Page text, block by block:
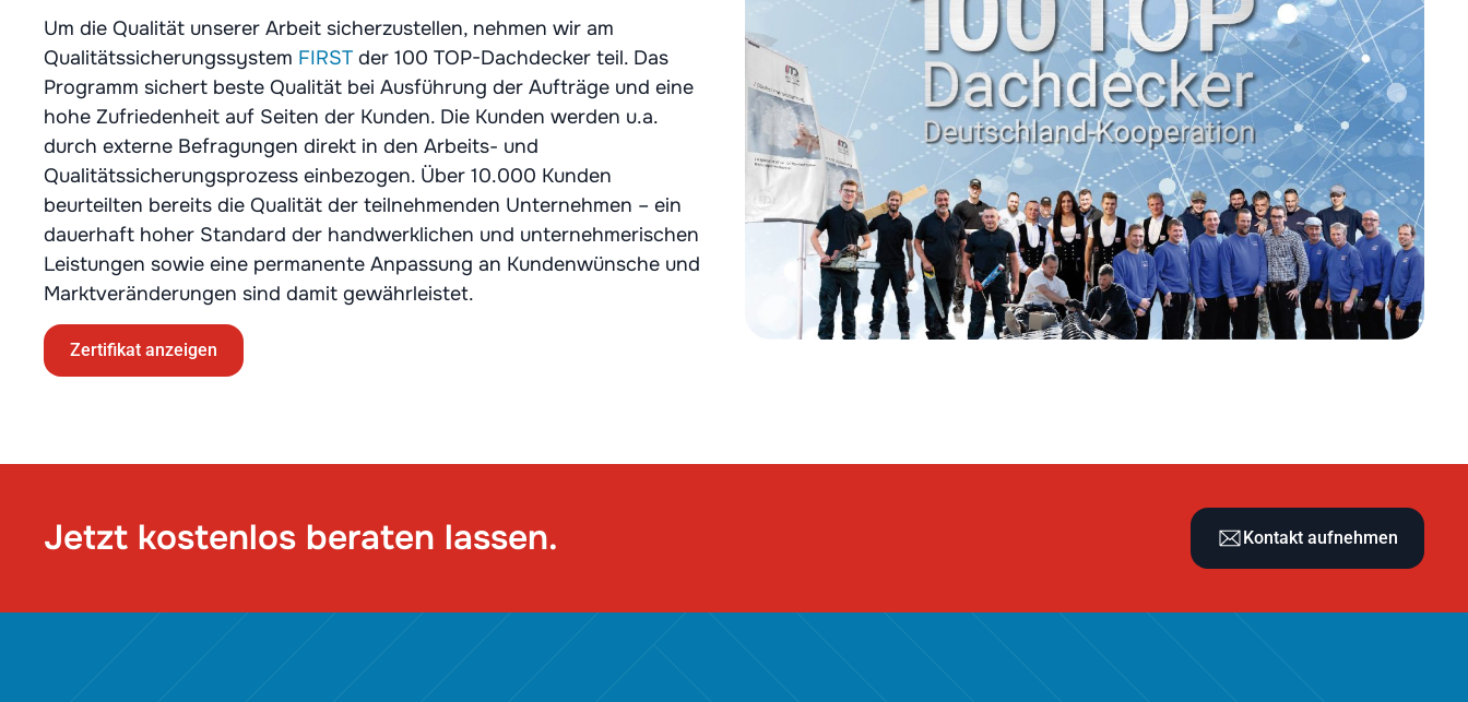
Um die Qualität unserer Arbeit sicherzustellen, nehmen wir am
Qualitätssicherungssystem FIRST der 100 TOP-Dachdecker teil. Das
Programm sichert beste Qualität bei Ausführung der Aufträge und eine
hohe Zufriedenheit auf Seiten der Kunden. Die Kunden werden u.a.
durch externe Befragungen direkt in den Arbeits- und
Qualitätssicherungsprozess einbezogen. Über 10.000 Kunden
beurteilten bereits die Qualität der teilnehmenden Unternehmen – ein
dauerhaft hoher Standard der handwerklichen und unternehmerischen
Leistungen sowie eine permanente Anpassung an Kundenwünsche und
Marktveränderungen sind damit gewährleistet.
Zertifikat anzeigen
Jetzt kostenlos beraten lassen. Kontakt aufnehmen